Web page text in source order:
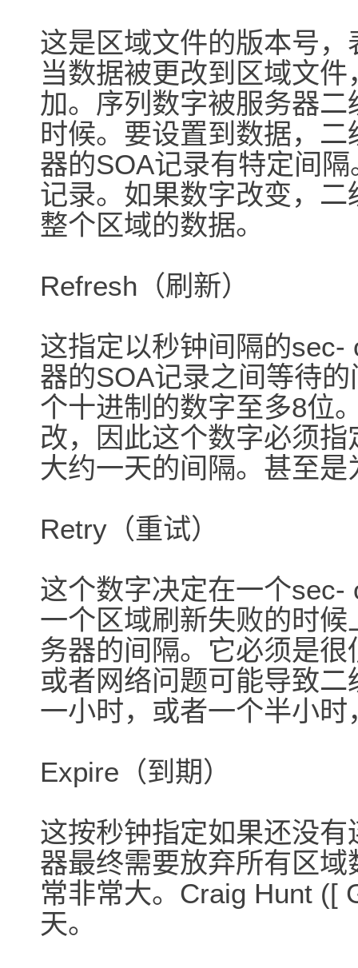
这是区域文件的版本号
当数据被更改到区域文
加。序列数字被服务器
时候。要设置到数据，
器的SOA记录有特定间
记录。如果数字改变，
整个区域的数据。
Refresh（刷新）
这指定以秒钟间隔的
器的SOA记录之间等待
个十进制的数字至多8位
改，因此这个数字必须
大约一天的间隔。甚至
Retry（重试）
这个数字决定在一个
一个区域刷新失败的时
务器的间隔。它必须是
或者网络问题可能导致
一小时，或者一个半小
Expire（到期）
这按秒钟指定如果还没
器最终需要放弃所有区
常非常大。Craig Hunt ([
天。